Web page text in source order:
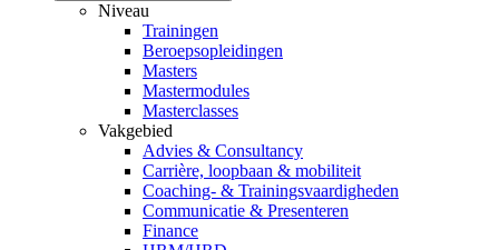
Niveau
Trainingen
Beroepsopleidingen
Masters
Mastermodules
Masterclasses
Vakgebied
Advies & Consultancy
Carrière, loopbaan & mobiliteit
Coaching- & Trainingsvaardigheden
Communicatie & Presenteren
Finance